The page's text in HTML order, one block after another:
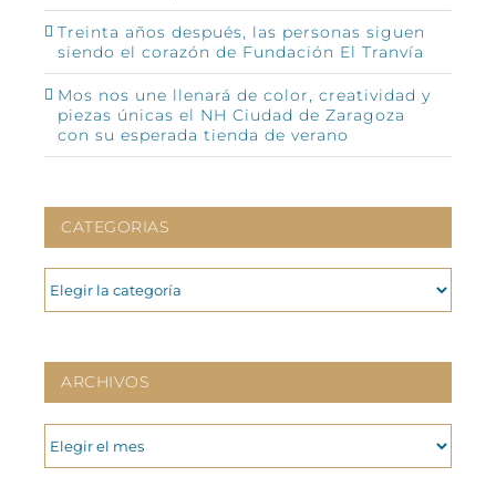
Treinta años después, las personas siguen
siendo el corazón de Fundación El Tranvía
Mos nos une llenará de color, creatividad y
piezas únicas el NH Ciudad de Zaragoza
con su esperada tienda de verano
CATEGORIAS
CATEGORIAS
ARCHIVOS
ARCHIVOS